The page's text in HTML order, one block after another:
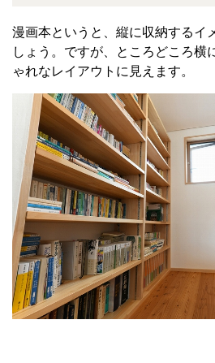
漫画本というと、縦に収納するイ
しょう。ですが、ところどころ横
ゃれなレイアウトに見えます。